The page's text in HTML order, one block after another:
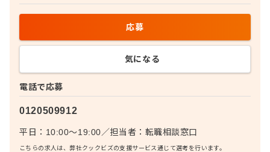
電話で応募
0120509912
平日：10:00〜19:00／担当者： 転職相談窓口
こちらの求人は、弊社クックビズの支援サービス通じて選考を行います。
応募
気になる